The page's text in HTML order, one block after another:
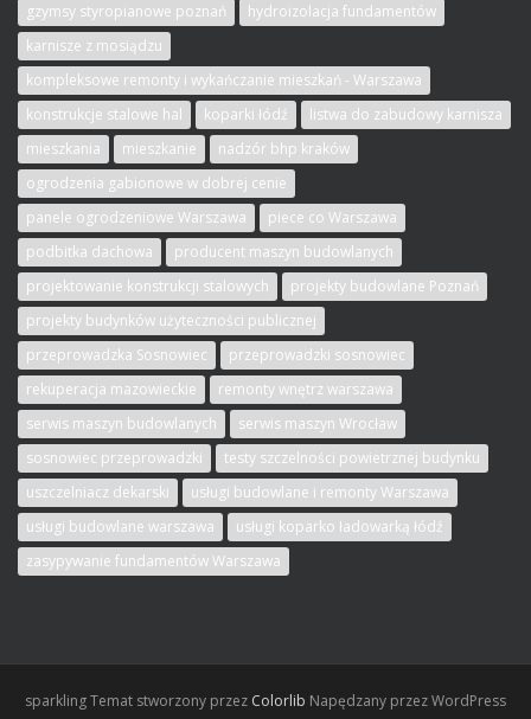
gzymsy styropianowe poznań
hydroizolacja fundamentów
karnisze z mosiądzu
kompleksowe remonty i wykańczanie mieszkań - Warszawa
konstrukcje stalowe hal
koparki łódź
listwa do zabudowy karnisza
mieszkania
mieszkanie
nadzór bhp kraków
ogrodzenia gabionowe w dobrej cenie
panele ogrodzeniowe Warszawa
piece co Warszawa
podbitka dachowa
producent maszyn budowlanych
projektowanie konstrukcji stalowych
projekty budowlane Poznań
projekty budynków użyteczności publicznej
przeprowadzka Sosnowiec
przeprowadzki sosnowiec
rekuperacja mazowieckie
remonty wnętrz warszawa
serwis maszyn budowlanych
serwis maszyn Wrocław
sosnowiec przeprowadzki
testy szczelności powietrznej budynku
uszczelniacz dekarski
usługi budowlane i remonty Warszawa
usługi budowlane warszawa
usługi koparko ładowarką łódź
zasypywanie fundamentów Warszawa
sparklingTemat stworzony przez Colorlib Napędzany przez WordPress